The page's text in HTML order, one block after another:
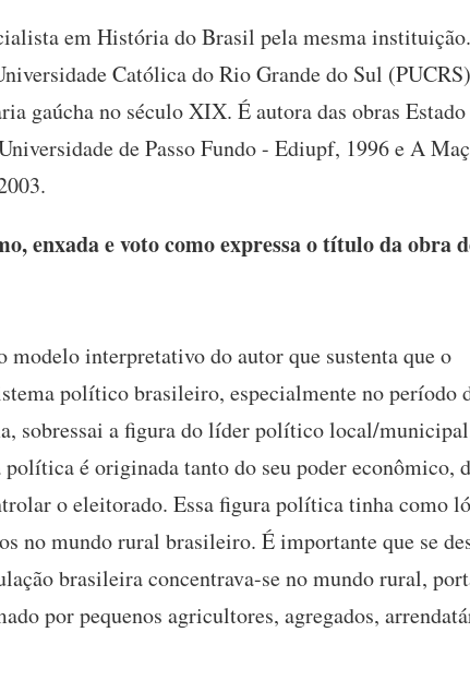
em História do Brasil pela mesma
Católica do Rio Grande do Sul
gaúcha no século XIX. É autora das obras Estado
de Passo Fundo - Ediupf, 1996 e A
enxada e voto como expressa o título da obra
modelo interpretativo do autor que sustenta que o
político brasileiro, especialmente no período
sobressai a figura do líder político local/
é originada tanto do seu poder econômico,
o eleitorado. Essa figura política tinha como
no mundo rural brasileiro. É importante que se
brasileira concentrava-se no mundo rural,
por pequenos agricultores, agregados,